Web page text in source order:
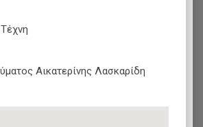
Αικατερίνης Λασκαρίδη